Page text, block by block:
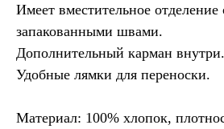
Имеет вместительное отделение
запакованными швами.
Дополнительный карман внутри.
Удобные лямки для переноски.
Материал: 100% хлопок,